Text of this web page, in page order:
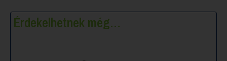
Érdekelhetnek még…